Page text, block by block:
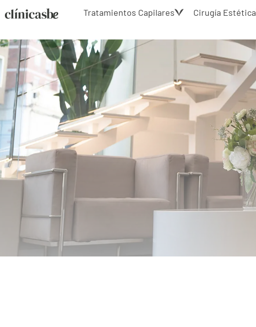
Tratamientos Capilares Cirugía Estética